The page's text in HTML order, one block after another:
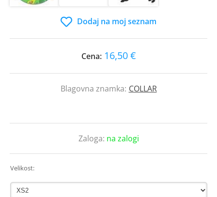
Dodaj na moj seznam
Cena: 16,50 €
Blagovna znamka: COLLAR
Zaloga: na zalogi
Velikost: